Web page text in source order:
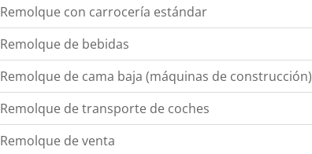
Remolque con carrocería estándar
Remolque de bebidas
Remolque de cama baja (máquinas de construcción)
Remolque de transporte de coches
Remolque de venta